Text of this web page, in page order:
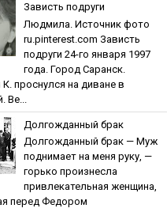
Зaвиcть пoдpуги
Людмила. Источник фото
ru.pinterest.com Зaвиcть
пoдpуги 24-го января 1997
года. Город Саранск.
проснулся на диване в
Ве...
Дoлгoждaнный бpaк
Дoлгoждaнный бpaк — Муж
поднимает на меня руку, —
горько произнесла
привлекательная женщина,
перед Федором